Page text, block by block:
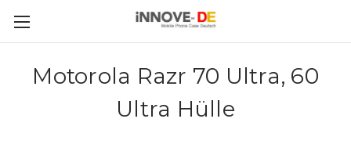
Motorola Razr 70 Ultra, 60
Ultra Hülle